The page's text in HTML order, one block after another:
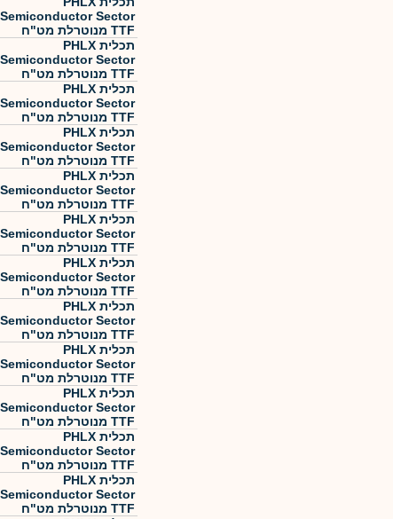
Semiconductor Sector
TTF מנוטרלת מט"ח
תכלית PHLX
Semiconductor Sector
TTF מנוטרלת מט"ח
תכלית PHLX
Semiconductor Sector
TTF מנוטרלת מט"ח
תכלית PHLX
Semiconductor Sector
TTF מנוטרלת מט"ח
תכלית PHLX
Semiconductor Sector
TTF מנוטרלת מט"ח
תכלית PHLX
Semiconductor Sector
TTF מנוטרלת מט"ח
תכלית PHLX
Semiconductor Sector
TTF מנוטרלת מט"ח
תכלית PHLX
Semiconductor Sector
TTF מנוטרלת מט"ח
תכלית PHLX
Semiconductor Sector
TTF מנוטרלת מט"ח
תכלית PHLX
Semiconductor Sector
TTF מנוטרלת מט"ח
תכלית PHLX
Semiconductor Sector
TTF מנוטרלת מט"ח
תכלית PHLX
Semiconductor Sector
TTF מנוטרלת מט"ח